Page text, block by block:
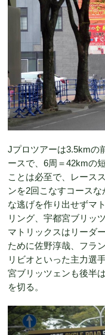
Jプロツアーは3.5kmの
ースで、6周＝42kmの
ことは必至で、レース
ンを2回こなすコース
な逃げを作り出せずマ
リング、宇都宮ブリッ
マトリックスはリーダ
ために佐野淳哉、フラ
リビオといった主力選
宮ブリッツェンも後半
を切る。